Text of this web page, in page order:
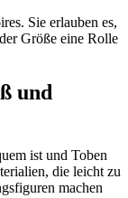
Sie erlauben es,
Größe eine Rolle
und
ist und Toben
die leicht zu
machen